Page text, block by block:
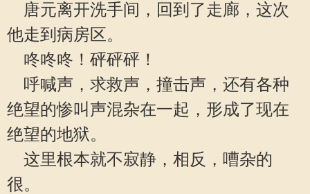
唐元离开洗手间，回到了走廊，这次
他走到病房区。
咚咚咚！砰砰砰！
呼喊声，求救声，撞击声，还有各种
绝望的惨叫声混杂在一起，形成了现在
绝望的地狱。
这里根本就不寂静，相反，嘈杂的
很。